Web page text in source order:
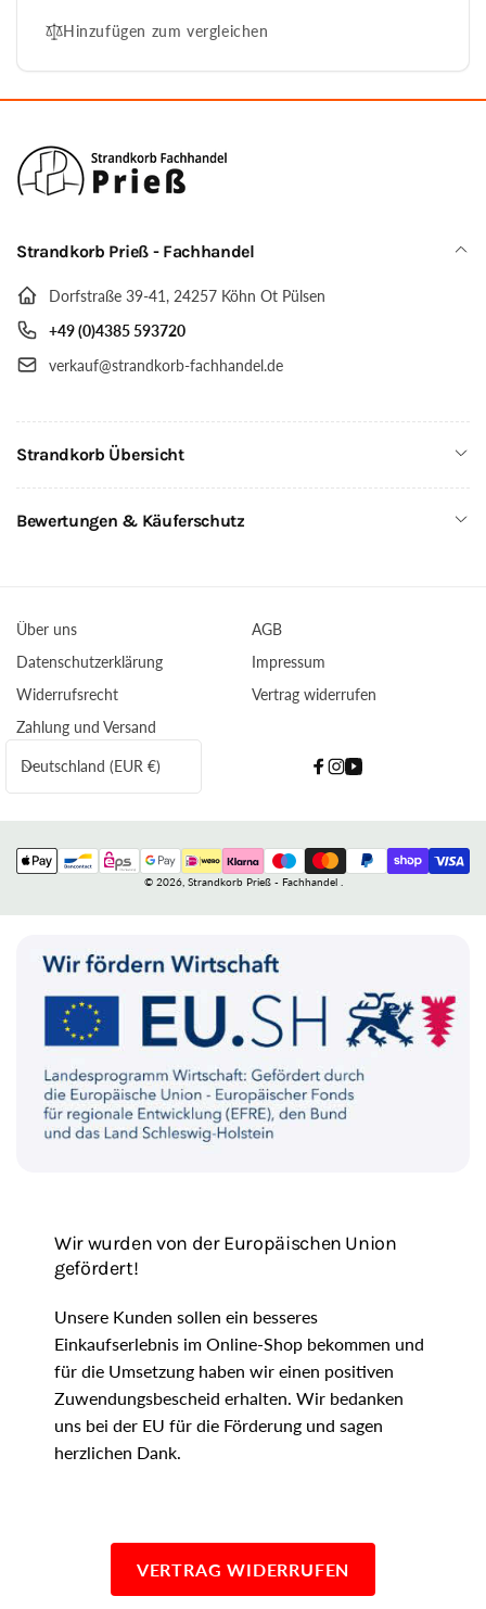
Prieß
Meister,
Foto
Holz,
PE
Größe
Stoffdessin
wie
Strandkorb
Modell
Meister,
zeigt
Iroko
Holz,
cappuccino,
wählbar,
Stoffdessin
abgebildet
Hinzufügen zum vergleichen
Strandkorb Prieß - Fachhandel
Dorfstraße 39-41, 24257 Köhn Ot Pülsen
+49 (0)4385 593720
verkauf@strandkorb-fachhandel.de
Strandkorb Übersicht
Bewertungen & Käuferschutz
Über uns
AGB
Datenschutzerklärung
Impressum
Widerrufsrecht
Vertrag widerrufen
Zahlung und Versand
L
a
n
d
/
Deutschland (EUR €)
Facebook
Instagram
YouTube
Zahlungsmethoden
© 2026, Strandkorb Prieß - Fachhandel
Wir wurden von der Europäischen Union
gefördert!
Unsere Kunden sollen ein besseres
Einkaufserlebnis im Online-Shop bekommen und
für die Umsetzung haben wir einen positiven
Zuwendungsbescheid erhalten. Wir bedanken
uns bei der EU für die Förderung und sagen
herzlichen Dank.
VERTRAG WIDERRUFEN